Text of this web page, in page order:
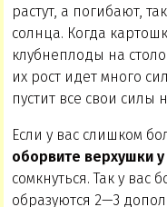
растут, а погибают,
солнца. Когда
клубнеплоды на
их рост идет много
пустит все свои силы
Если у вас слишком
оборвите верхушки у
сомкнуться. Так у вас
образуются 2—3